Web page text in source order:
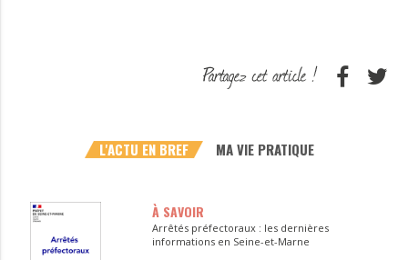
L'ACTU EN BREF MA VIE PRATIQUE
À SAVOIR
Arrêtés préfectoraux : les dernières
informations en Seine-et-Marne